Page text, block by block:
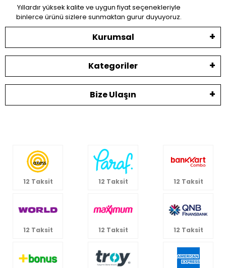
Yıllardır yüksek kalite ve uygun fiyat seçenekleriyle
binlerce ürünü sizlere sunmaktan gurur duyuyoruz.
Kurumsal
Kategoriler
Bize Ulaşın
12 Taksit 12 Taksit 12 Taksit
12 Taksit 12 Taksit 12 Taksit